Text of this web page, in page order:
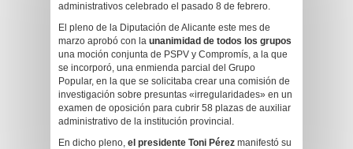
administrativos celebrado el pasado 8 de febrero.
El pleno de la Diputación de Alicante este mes de
marzo aprobó con la unanimidad de todos los grupos
una moción conjunta de PSPV y Compromís, a la que
se incorporó, una enmienda parcial del Grupo
Popular, en la que se solicitaba crear una comisión de
investigación sobre presuntas «irregularidades» en un
examen de oposición para cubrir 58 plazas de auxiliar
administrativo de la institución provincial.
En dicho pleno, el presidente Toni Pérez manifestó su